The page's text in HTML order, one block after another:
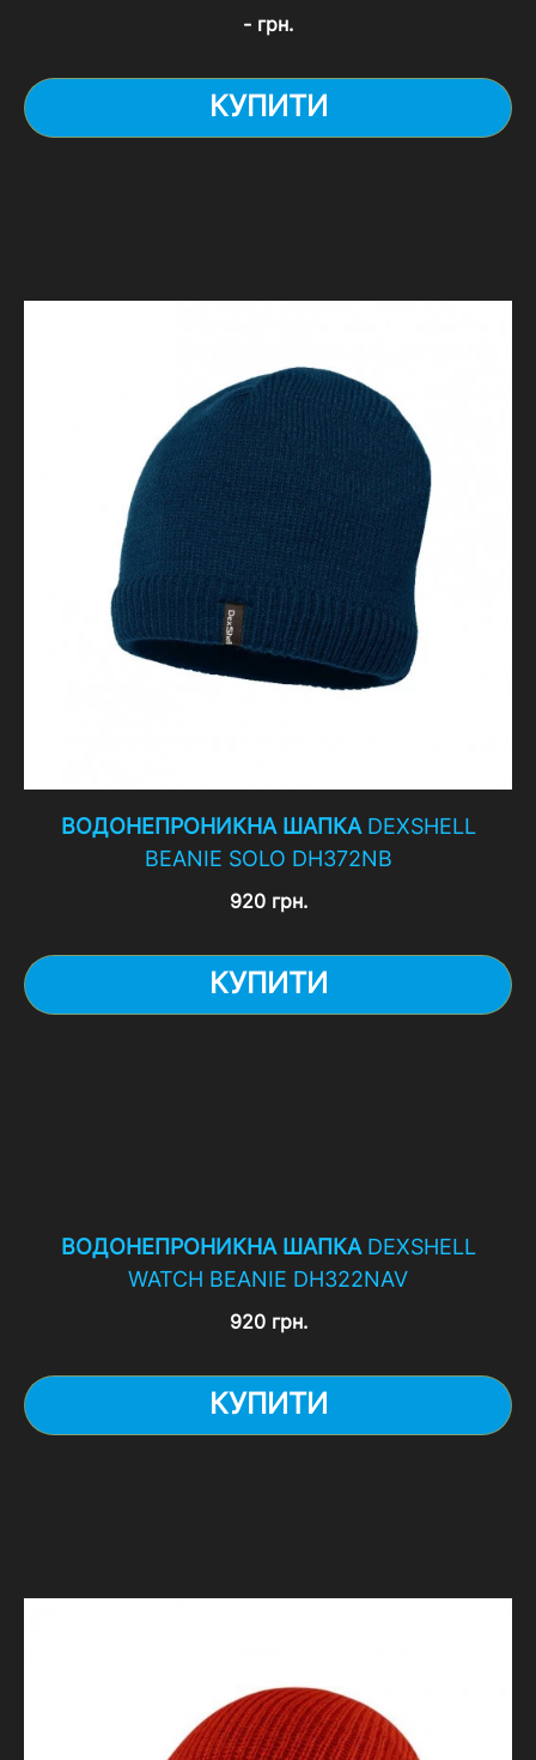
- грн.
КУПИТИ
ВОДОНЕПРОНИКНА ШАПКАDEXSHELL
BEANIE SOLO DH372NB
920 грн.
КУПИТИ
ВОДОНЕПРОНИКНА ШАПКАDEXSHELL
WATCH BEANIE DH322NAV
920 грн.
КУПИТИ